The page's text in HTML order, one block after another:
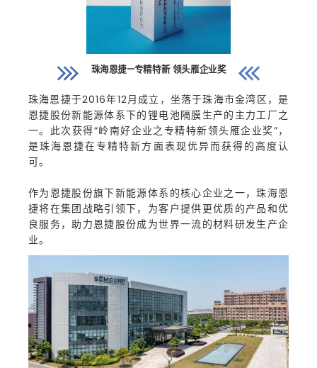
珠海恩捷—专精特新 领头雁企业奖
珠海恩捷于2016年12月成立，坐落于珠海市金湾区，是
恩捷股份新能源体系下的锂电池隔膜生产的主力工厂之
一。此次获得“岭南好企业之专精特新领头雁企业奖”，
是珠海恩捷在专精特新方面表现优异而获得的高度认
可。
作为恩捷股份旗下新能源体系的核心企业之一，珠海恩
捷将在集团战略引领下，为客户提供更优质的产品和优
良服务，助力恩捷股份成为世界一流的材料研发生产企
业。